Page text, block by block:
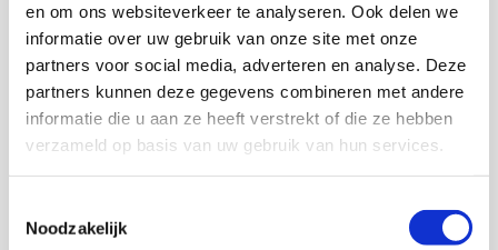
en om ons websiteverkeer te analyseren. Ook delen we
informatie over uw gebruik van onze site met onze
partners voor social media, adverteren en analyse. Deze
partners kunnen deze gegevens combineren met andere
informatie die u aan ze heeft verstrekt of die ze hebben
verzameld op basis van uw gebruik van hun services.
Noodzakelijk
Het versterken van zowellokale netwerkenvan
professionals en sleutelfiguren ‘uit de wijk’ als van
digitale netwerken;
Het benutten van de mogelijkheden van het
internet(o.a. het ten positieve inzetten van het
kunnen verbinden over grenzen heen).
Download publicatie